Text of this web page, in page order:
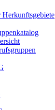
Herkunftsgebiete